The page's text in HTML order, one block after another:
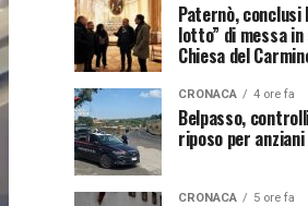
Paternò, conclusi
lotto” di messa
Chiesa del
CRONACA 4 ore fa
Belpasso,
riposo per anziani
CRONACA 5 ore fa